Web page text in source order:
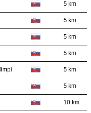
5 km
5 km
5 km
5 km
5 km
5 km
10 km